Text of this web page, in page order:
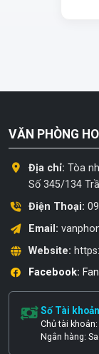
VĂN PHÒNG
Địa chỉ: Tòa
Số 345/134
Điện Thoại:
Email:
Website:
Facebook:
Số Tài
Chủ tài
Ngân hàng: